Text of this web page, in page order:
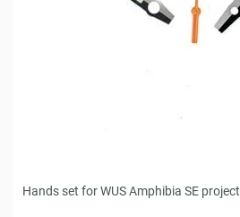
Hands set for WUS Amphibia SE project